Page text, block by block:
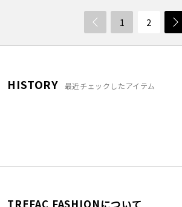
1 2
HISTORY 最近チェックしたアイテム